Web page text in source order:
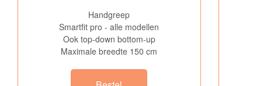
Handgreep
Smartfit pro - alle modellen
Ook top-down bottom-up
Maximale breedte 150 cm